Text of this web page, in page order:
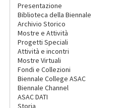
Presentazione
Biblioteca della Biennale
Archivio Storico
Mostre e Attività
Progetti Speciali
Attività e incontri
Mostre Virtuali
Fondi e Collezioni
Biennale College ASAC
Biennale Channel
ASAC DATI
Storia